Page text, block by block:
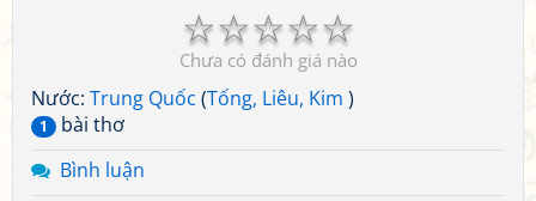
☆
☆
☆
☆
☆
Chưa có đánh giá nào
Nước: Trung Quốc (Tống, Liêu, Kim )
1
bài thơ
Bình luận